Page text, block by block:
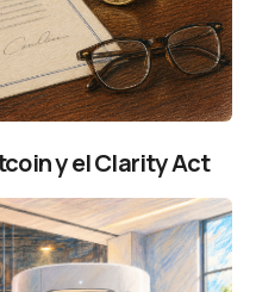
y el Clarity Act